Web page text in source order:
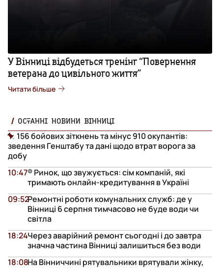
У Вінниці відбудеться тренінг “Повернення
ветерана до цивільного життя”
Читати більше
ОСТАННІ НОВИНИ ВІННИЦІ
156 бойових зіткнень та мінус 910 окупантів:
зведення Генштабу та дані щодо втрат ворога за
добу
® Ринок, що звужується: сім компаній, які
тримають онлайн-кредитування в Україні
10:47
Ремонтні роботи комунальних служб: де у
Вінниці 6 серпня тимчасово не буде води чи
світла
09:52
Через аварійний ремонт сьогодні і до завтра
значна частина Вінниці залишиться без води
18:24
На Вінниччині рятувальники врятували жінку,
18:08